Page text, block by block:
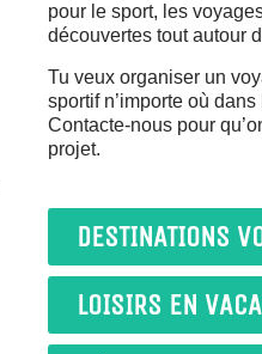
pour le sport, les
découvertes tout autour
Tu veux organiser un
sportif n’importe où
Contacte-nous pour
projet.
DESTINATIONS
LOISIRS EN